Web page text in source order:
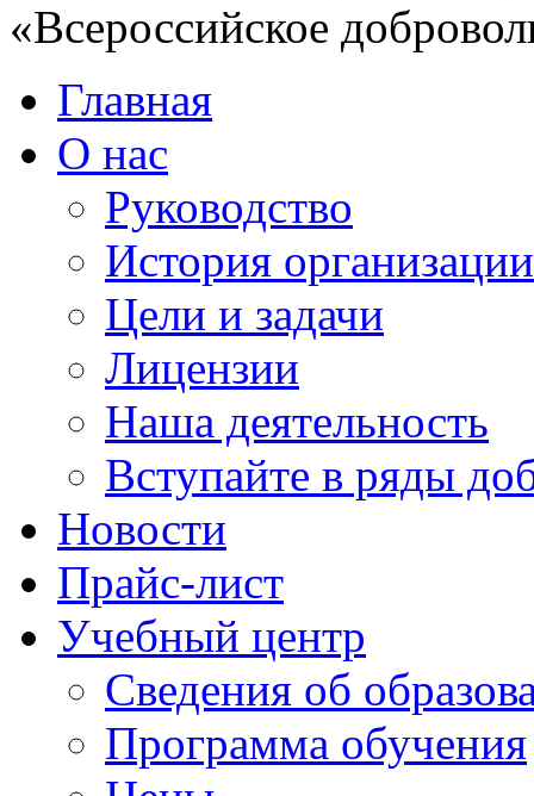
«Всероссийское
Главная
О нас
Руководство
История организации
Цели и задачи
Лицензии
Наша деятельность
Вступайте в ряды
Новости
Прайс-лист
Учебный центр
Сведения об
Программа обучения